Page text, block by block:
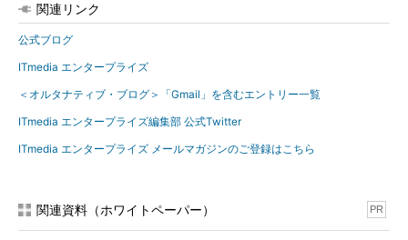
関連リンク
公式ブログ
ITmedia エンタープライズ
＜オルタナティブ・ブログ＞「Gmail」を含むエントリー一覧
ITmedia エンタープライズ編集部 公式Twitter
ITmedia エンタープライズ メールマガジンのご登録はこちら
関連資料（ホワイトペーパー） PR